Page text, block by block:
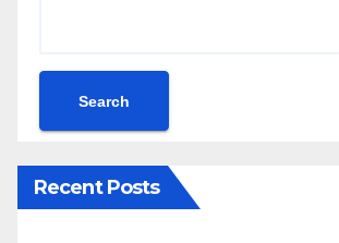
Search
Recent Posts